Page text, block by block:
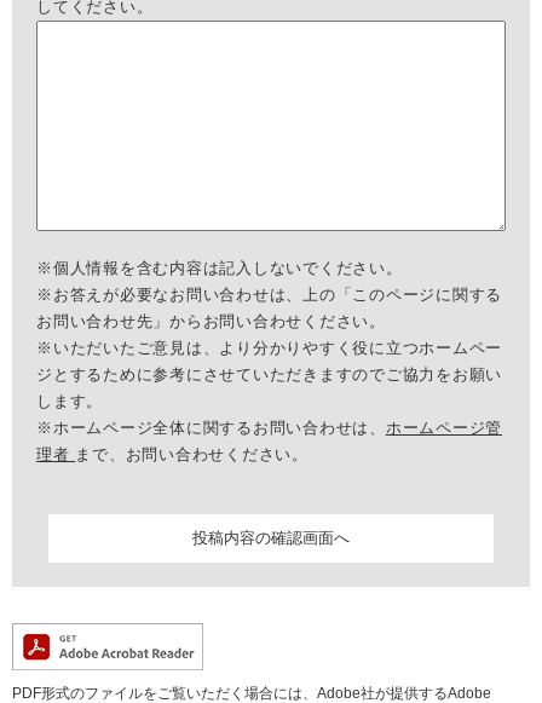
してください。
※個人情報を含む内容は記入しないでください。
※お答えが必要なお問い合わせは、上の「このページに関する
お問い合わせ先」からお問い合わせください。
※いただいたご意見は、より分かりやすく役に立つホームペー
ジとするために参考にさせていただきますのでご協力をお願い
します。
※ホームページ全体に関するお問い合わせは、 ホームページ管
理者 まで、お問い合わせください。
PDF形式のファイルをご覧いただく場合には、Adobe社が提供するAdobe